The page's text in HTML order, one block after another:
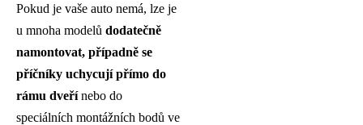
Pokud je vaše auto nemá, lze je
u mnoha modelů dodatečně
namontovat, případně se
příčníky uchycují přímo do
rámu dveřínebo do
speciálních montážních bodů ve